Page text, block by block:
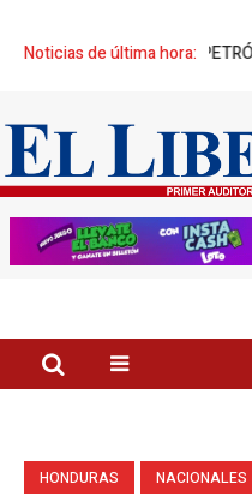
Noticias de última hora:
DE PETRÓLEO DE
HONDURAS NACIONALES